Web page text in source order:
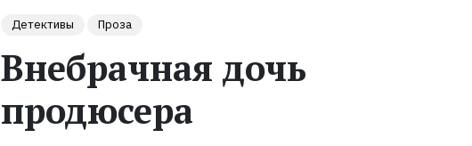
Детективы Проза
Внебрачная дочь
продюсера